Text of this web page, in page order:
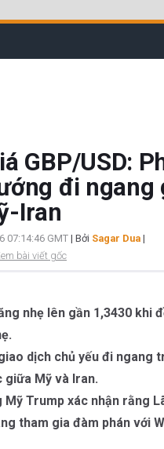
GBP/USD:
đi ngang
Iran
07:14:46 GMT | Bởi Sagar Dua |
bài viết gốc
nhẹ lên gần 1,3430 khi
dịch chủ yếu đi ngang
giữa Mỹ và Iran.
Mỹ Trump xác nhận rằng
tham gia đàm phán với